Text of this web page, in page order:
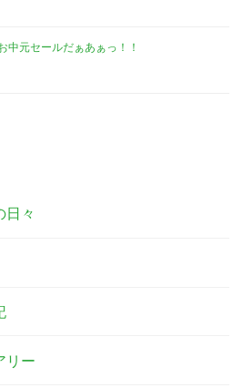
元セールだぁあぁっ！！
日々
リー